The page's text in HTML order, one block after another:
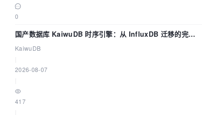
0
国产数据库 KaiwuDB 时序引擎：从 InfluxDB 迁移的完整
技术路径
KaiwuDB
2026-08-07
417